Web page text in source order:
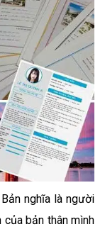
nghĩa là người
bản thân mình